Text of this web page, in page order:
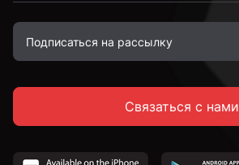
Связаться с нами